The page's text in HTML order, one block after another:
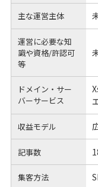
主な運営主体
運営に必要な知
識や資格/許認可
等
ドメイン・サー
バーサービス
収益モデル
記事数
集客方法